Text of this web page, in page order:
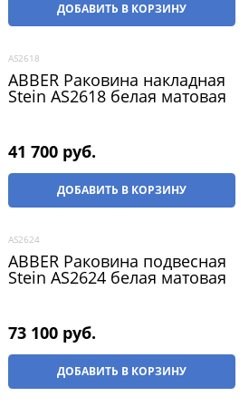
ДОБАВИТЬ В КОРЗИНУ
AS2618
ABBER Раковина накладная
Stein AS2618 белая матовая
41 700 руб.
ДОБАВИТЬ В КОРЗИНУ
AS2624
ABBER Раковина подвесная
Stein AS2624 белая матовая
73 100 руб.
ДОБАВИТЬ В КОРЗИНУ